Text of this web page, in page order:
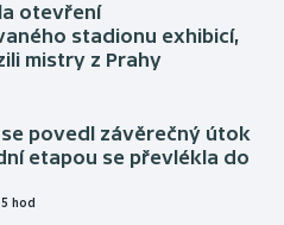
otevření
stadionu exhibicí,
mistry z Prahy
povedl závěrečný útok
etapou se převlékla do
hod